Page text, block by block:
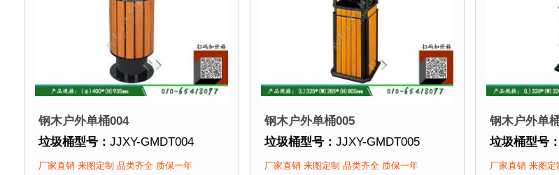
钢木户外单桶004
垃圾桶型号： JJXY-GMDT004
垃圾桶规格：直径400mm 高935mm
厂家直销 来图定制 品类齐全 质保一年
钢木户外单桶005
垃圾桶型号： JJXY-GMDT005
垃圾桶规格：长335mm 宽285mm 高805mm
厂家直销 来图定制 品类齐全 质保一年
钢木户外单
垃圾桶型号
垃圾桶规格
厂家直销 来图